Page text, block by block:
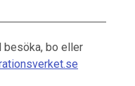
besöka, bo eller